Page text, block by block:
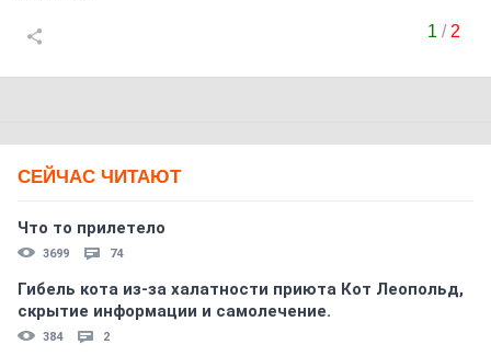
1 / 2
СЕЙЧАС ЧИТАЮТ
Что то прилетело
3699 74
Гибель кота из-за халатности приюта Кот Леопольд,
скрытиe информации и самолечение.
384 2